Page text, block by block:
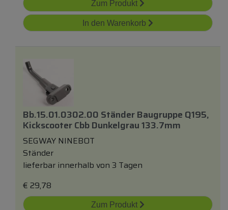
Zum Produkt
In den Warenkorb
Bb.15.01.0302.00 Ständer Baugruppe Q195,
Kickscooter Cbb Dunkelgrau 133.7mm
SEGWAY NINEBOT
Ständer
lieferbar innerhalb von 3 Tagen
€ 29,78
Zum Produkt